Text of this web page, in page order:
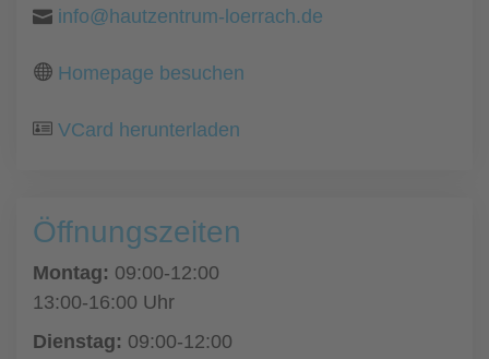
info@hautzentrum-loerrach.de
Homepage besuchen
VCard herunterladen
Öffnungszeiten
Montag: 09:00-12:00
13:00-16:00 Uhr
Dienstag: 09:00-12:00